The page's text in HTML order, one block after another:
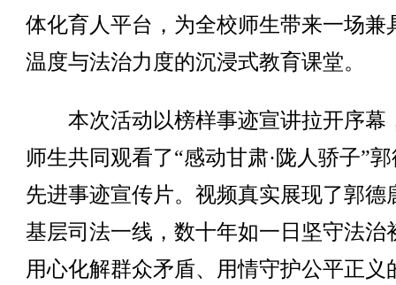
体化育人平台，为全校师生带来一场兼
温度与法治力度的沉浸式教育课堂。
本次活动以榜样事迹宣讲拉开序幕
师生共同观看了“感动甘肃·陇人骄子”
先进事迹宣传片。视频真实展现了郭德
基层司法一线，数十年如一日坚守法治
用心化解群众矛盾、用情守护公平正义